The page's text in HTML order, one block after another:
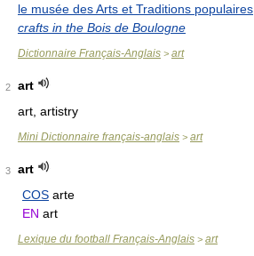
le musée des Arts et Traditions populaires
crafts in the Bois de Boulogne
Dictionnaire Français-Anglais > art
2
art
art, artistry
Mini Dictionnaire français-anglais > art
3
art
COS arte
EN art
Lexique du football Français-Anglais > art